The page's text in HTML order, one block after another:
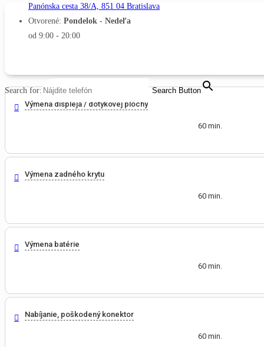
Panónska cesta 38/A, 851 04 Bratislava
Otvorené: Pondelok - Nedeľa
od 9:00 - 20:00
Search for: Search Button
Výmena displeja / dotykovej plochy
60 min.
Výmena zadného krytu
60 min.
Výmena batérie
60 min.
Nabíjanie, poškodený konektor
60 min.